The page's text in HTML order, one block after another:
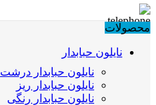
محصولات
نایلون حبابدار
نایلون حبابدار درشت
نایلون حبابدار ریز
نایلون حبابدار رنگی